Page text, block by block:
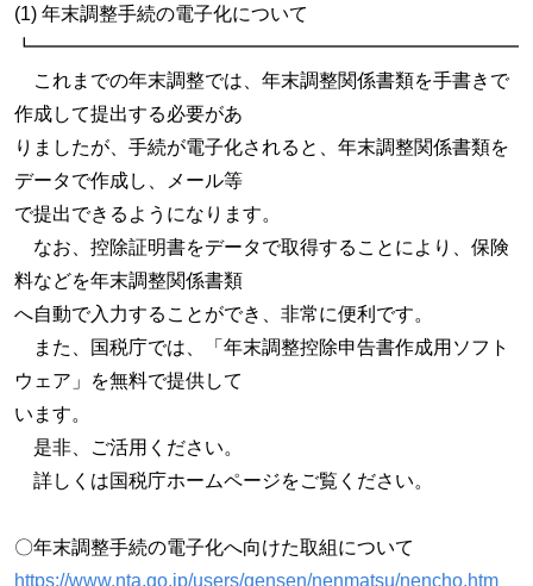
(1) 年末調整手続の電子化について
これまでの年末調整では、年末調整関係書類を手書きで
作成して提出する必要があ
りましたが、手続が電子化されると、年末調整関係書類を
データで作成し、メール等
で提出できるようになります。
なお、控除証明書をデータで取得することにより、保険
料などを年末調整関係書類
へ自動で入力することができ、非常に便利です。
また、国税庁では、「年末調整控除申告書作成用ソフト
ウェア」を無料で提供して
います。
是非、ご活用ください。
詳しくは国税庁ホームページをご覧ください。
〇年末調整手続の電子化へ向けた取組について
https://www.nta.go.jp/users/gensen/nenmatsu/nencho.htm